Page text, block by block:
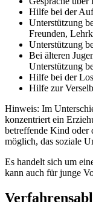
Hilfe bei der
Unterstützung
Freunden,
Unterstützung
Bei älteren
Unterstützung
Hilfe bei der
Hilfe zur
Hinweis: Im
konzentriert ein
betreffende Kind oder
möglich, das soziale
Es handelt sich um
kann auch für junge